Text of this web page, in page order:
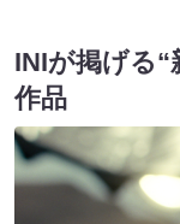
INIが掲げる“
作品